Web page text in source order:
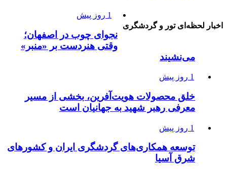
اخبار لحظه‌ای تور و گردشگری
1 روز پیش
نجوای چوب در اصفهان؛
وقتی هنردست بر «منبر»
می‌نشیند
1 روز پیش
خلق محصولات هویت‌آفرین، بخشی از مسیر
معرفی رهبر شهید به جهانیان است
1 روز پیش
توسعه همکاری‌های گردشگری ایران و کشورهای
شرق آسیا